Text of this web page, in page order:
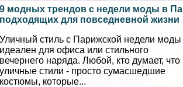
9 модных трендов с недели моды в
подходящих для повседневной жизни
Уличный стиль с Парижской недели моды
идеален для офиса или стильного
вечернего наряда. Любой, кто думает, что
уличные стили - просто cyмacшедшие
костюмы, которые...